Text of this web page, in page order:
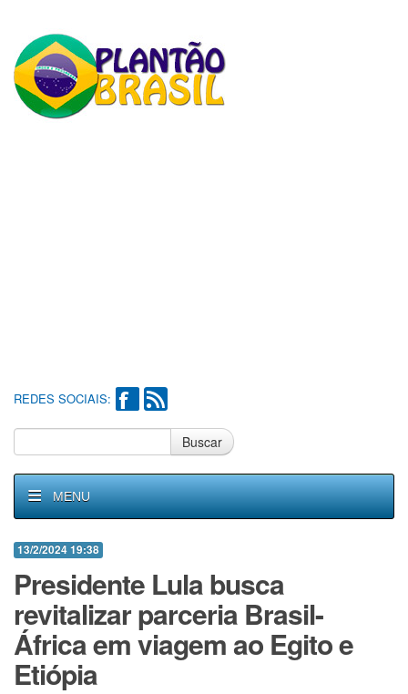
REDES SOCIAIS:
Buscar
MENU
13/2/2024 19:38
Presidente Lula busca
revitalizar parceria Brasil-
África em viagem ao Egito e
Etiópia